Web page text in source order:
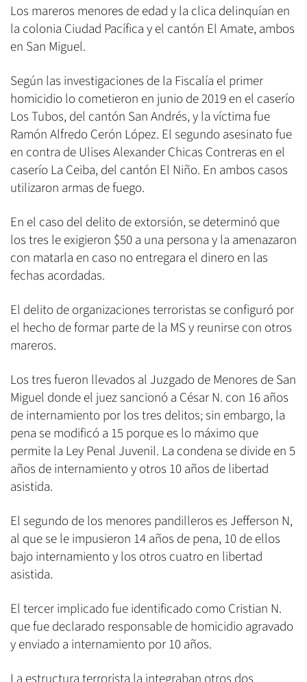
Los mareros menores de edad y la clica delinquían en
la colonia Ciudad Pacífica y el cantón El Amate, ambos
en San Miguel.
Según las investigaciones de la Fiscalía el primer
homicidio lo cometieron en junio de 2019 en el caserío
Los Tubos, del cantón San Andrés, y la víctima fue
Ramón Alfredo Cerón López. El segundo asesinato fue
en contra de Ulises Alexander Chicas Contreras en el
caserío La Ceiba, del cantón El Niño. En ambos casos
utilizaron armas de fuego.
En el caso del delito de extorsión, se determinó que
los tres le exigieron $50 a una persona y la amenazaron
con matarla en caso no entregara el dinero en las
fechas acordadas.
El delito de organizaciones terroristas se configuró por
el hecho de formar parte de la MS y reunirse con otros
mareros.
Los tres fueron llevados al Juzgado de Menores de San
Miguel donde el juez sancionó a César N. con 16 años
de internamiento por los tres delitos; sin embargo, la
pena se modificó a 15 porque es lo máximo que
permite la Ley Penal Juvenil. La condena se divide en 5
años de internamiento y otros 10 años de libertad
asistida.
El segundo de los menores pandilleros es Jefferson N,
al que se le impusieron 14 años de pena, 10 de ellos
bajo internamiento y los otros cuatro en libertad
asistida.
El tercer implicado fue identificado como Cristian N.
que fue declarado responsable de homicidio agravado
y enviado a internamiento por 10 años.